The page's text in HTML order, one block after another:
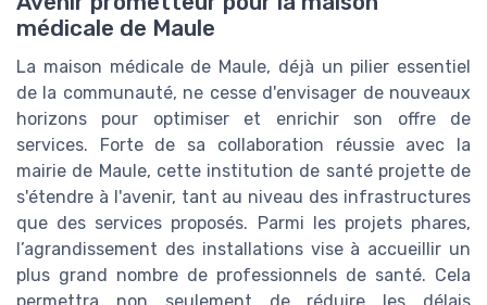
médicale de Maule
La maison médicale de Maule, déjà un pilier essentiel
de la communauté, ne cesse d'envisager de nouveaux
horizons pour optimiser et enrichir son offre de
services. Forte de sa collaboration réussie avec la
mairie de Maule, cette institution de santé projette de
s'étendre à l'avenir, tant au niveau des infrastructures
que des services proposés. Parmi les projets phares,
l’agrandissement des installations vise à accueillir un
plus grand nombre de professionnels de santé. Cela